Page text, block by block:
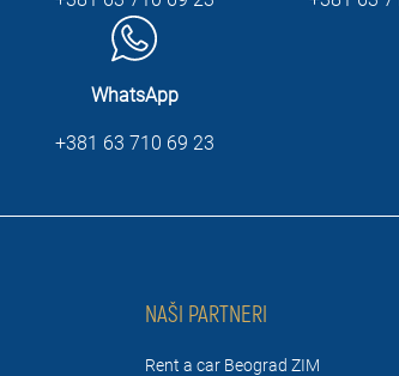
WhatsApp
+381 63 710 69 23
NAŠI PARTNERI
Rent a car Beograd ZIM